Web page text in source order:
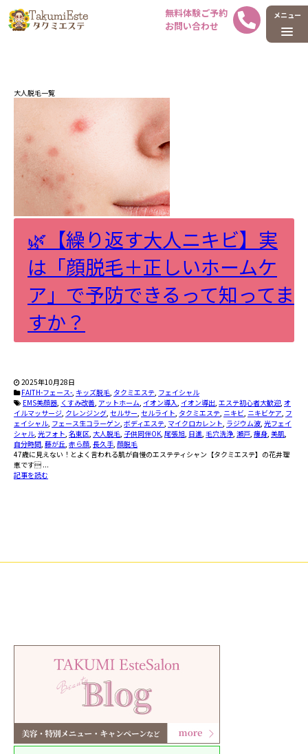
ホーム タグ : 大人脱毛
大人脱毛一覧
🌿【繰り返す大人ニキビ】実
は「顔脱毛＋正しいホームケ
ア」で予防できるって知ってま
すか？
2025年10月28日
FAITH-フェース-, キッズ脱毛, タクミエステ, フェイシャル
EMS美顔器, くすみ改善, アットホーム, イオン導入, イオン導出, エステ初心者大歓迎, オ
イルマッサージ, クレンジング, セルサー, セルライト, タクミエステ, ニキビ, ニキビケア, フ
ェイシャル, フェース生コラーゲン, ボディエステ, マイクロカレント, ラジウム波, 光フェイ
シャル, 光フォト, 名東区, 大人脱毛, 子供同伴OK, 尾張旭, 日進, 毛穴洗浄, 瀬戸, 痩身, 美肌,
自分時間, 藤が丘, 赤ら顔, 長久手, 顔脱毛
47歳に見えない！とよく言われる肌が自慢のエステティシャン【タクミエステ】の花井理
恵です ...
記事を読む